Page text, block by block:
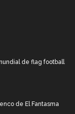
de flag football
de El Fantasma